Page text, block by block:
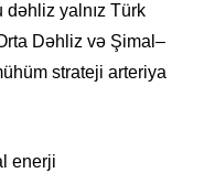
dəhliz yalnız Türk
Dəhliz və Şimal–
strateji arteriya
enerji